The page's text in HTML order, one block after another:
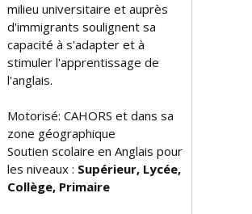
milieu universitaire et auprès
d'immigrants soulignent sa
capacité à s'adapter et à
stimuler l'apprentissage de
l'anglais.
Motorisé: CAHORS et dans sa
zone géographique
Soutien scolaire en Anglais pour
les niveaux : Supérieur, Lycée,
Collège, Primaire